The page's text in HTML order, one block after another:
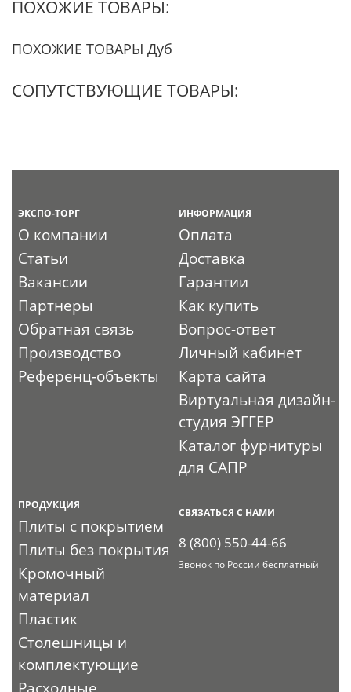
ПОХОЖИЕ ТОВАРЫ:
ПОХОЖИЕ ТОВАРЫ Дуб
СОПУТСТВУЮЩИЕ ТОВАРЫ:
ЭКСПО-ТОРГ
О компании
Статьи
Вакансии
Партнеры
Обратная связь
Производство
Референц-объекты
ИНФОРМАЦИЯ
Оплата
Доставка
Гарантии
Как купить
Вопрос-ответ
Личный кабинет
Карта сайта
Виртуальная дизайн-
студия ЭГГЕР
Каталог фурнитуры
для САПР
ПРОДУКЦИЯ
Плиты с покрытием
Плиты без покрытия
Кромочный
материал
Пластик
Столешницы и
комплектующие
СВЯЗАТЬСЯ С НАМИ
8 (800) 550-44-66
Звонок по России бесплатный